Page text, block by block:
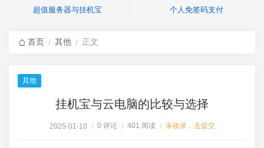
超值服务器与挂机宝 个人免签码支付
首页 / 其他 / 正文
其他
挂机宝与云电脑的比较与选择
2025-01-10 / 0 评论 / 401 阅读 / 未收录，去提交